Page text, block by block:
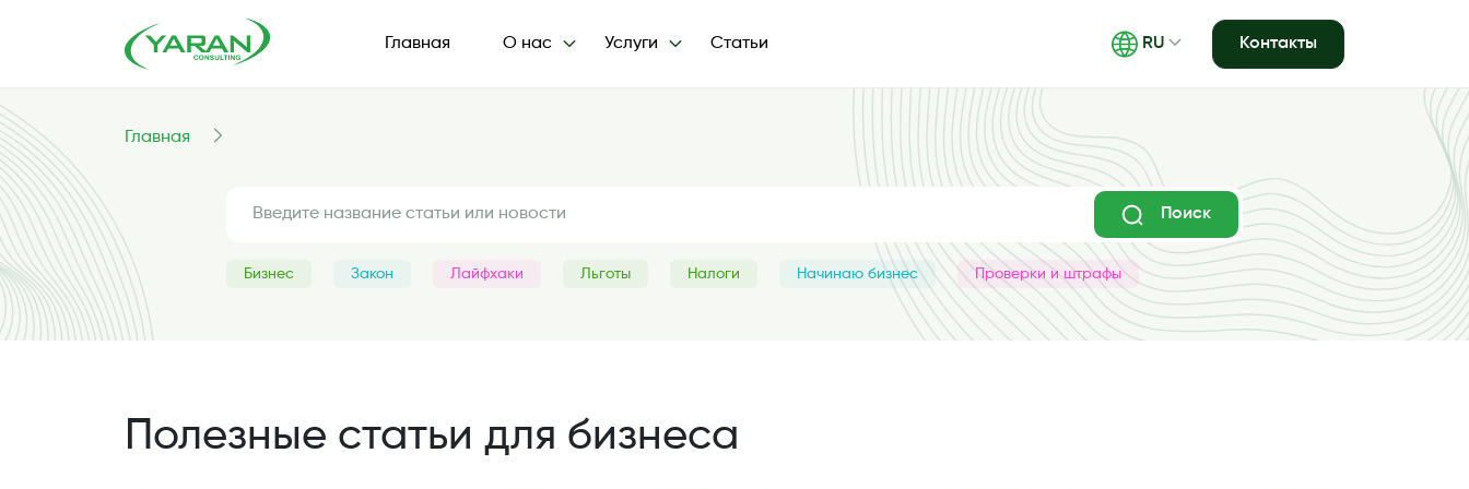
Главная О нас Услуги Статьи RU Контакты
Главная
Поиск
Бизнес Закон Лайфхаки Льготы Налоги Начинаю бизнес Проверки и штрафы
Полезные статьи для бизнеса